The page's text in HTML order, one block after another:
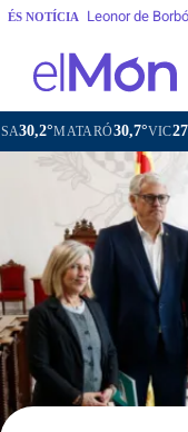
ÉS NOTÍCIA Leonor de
30,7°VIC27,9°